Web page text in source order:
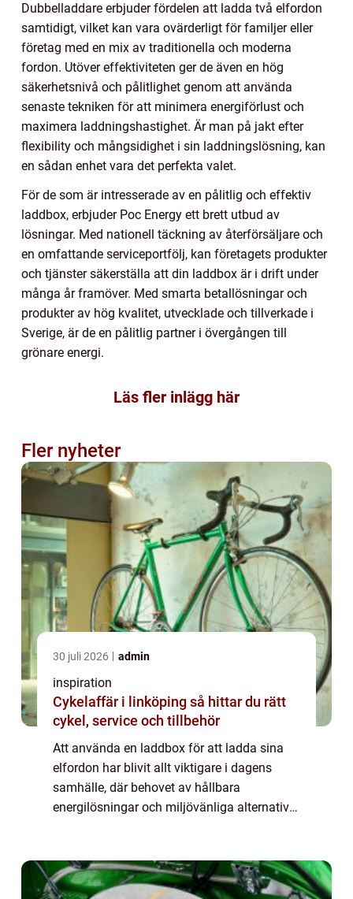
Dubbelladdare erbjuder fördelen att ladda två elfordon
samtidigt, vilket kan vara ovärderligt för familjer eller
företag med en mix av traditionella och moderna
fordon. Utöver effektiviteten ger de även en hög
säkerhetsnivå och pålitlighet genom att använda
senaste tekniken för att minimera energiförlust och
maximera laddningshastighet. Är man på jakt efter
flexibility och mångsidighet i sin laddningslösning, kan
en sådan enhet vara det perfekta valet.
För de som är intresserade av en pålitlig och effektiv
laddbox, erbjuder Poc Energy ett brett utbud av
lösningar. Med nationell täckning av återförsäljare och
en omfattande serviceportfölj, kan företagets produkter
och tjänster säkerställa att din laddbox är i drift under
många år framöver. Med smarta betallösningar och
produkter av hög kvalitet, utvecklade och tillverkade i
Sverige, är de en pålitlig partner i övergången till
grönare energi.
Läs fler inlägg här
Fler nyheter
30 juli 2026 admin
inspiration
Cykelaffär i linköping så hittar du rätt
cykel, service och tillbehör
Att använda en laddbox för att ladda sina
elfordon har blivit allt viktigare i dagens
samhälle, där behovet av hållbara
energilösningar och miljövänliga alternativ